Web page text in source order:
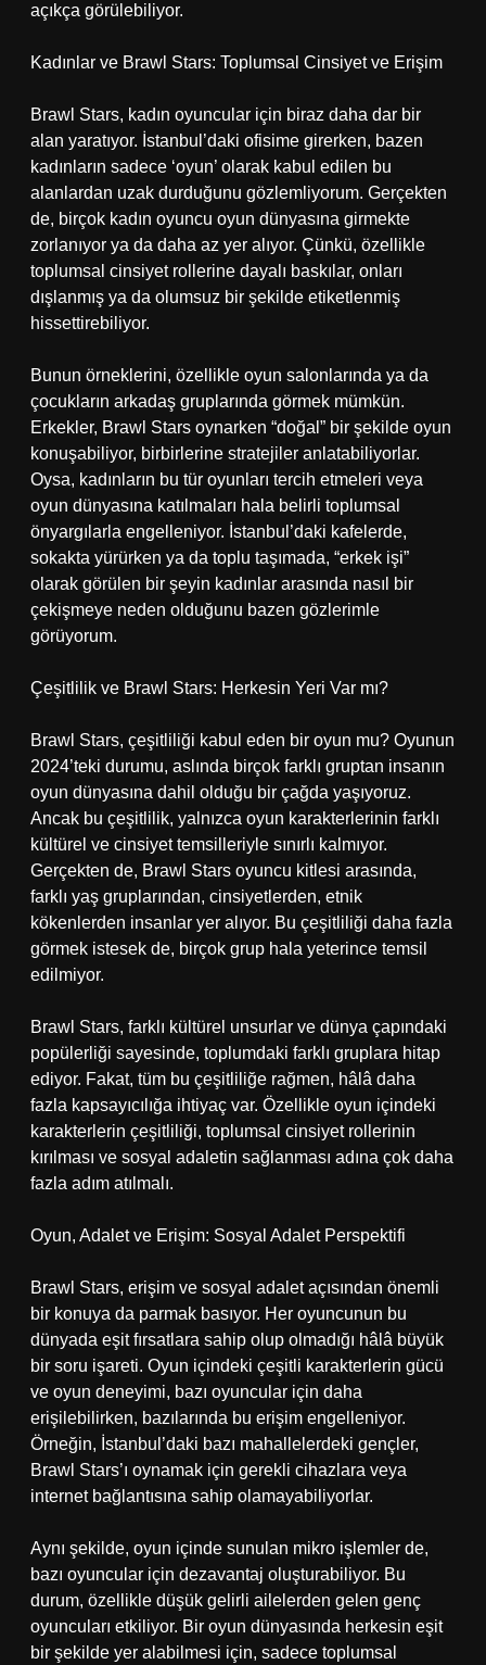
açıkça görülebiliyor.
Kadınlar ve Brawl Stars: Toplumsal Cinsiyet ve Erişim
Brawl Stars, kadın oyuncular için biraz daha dar bir
alan yaratıyor. İstanbul’daki ofisime girerken, bazen
kadınların sadece ‘oyun’ olarak kabul edilen bu
alanlardan uzak durduğunu gözlemliyorum. Gerçekten
de, birçok kadın oyuncu oyun dünyasına girmekte
zorlanıyor ya da daha az yer alıyor. Çünkü, özellikle
toplumsal cinsiyet rollerine dayalı baskılar, onları
dışlanmış ya da olumsuz bir şekilde etiketlenmiş
hissettirebiliyor.
Bunun örneklerini, özellikle oyun salonlarında ya da
çocukların arkadaş gruplarında görmek mümkün.
Erkekler, Brawl Stars oynarken “doğal” bir şekilde oyun
konuşabiliyor, birbirlerine stratejiler anlatabiliyorlar.
Oysa, kadınların bu tür oyunları tercih etmeleri veya
oyun dünyasına katılmaları hala belirli toplumsal
önyargılarla engelleniyor. İstanbul’daki kafelerde,
sokakta yürürken ya da toplu taşımada, “erkek işi”
olarak görülen bir şeyin kadınlar arasında nasıl bir
çekişmeye neden olduğunu bazen gözlerimle
görüyorum.
Çeşitlilik ve Brawl Stars: Herkesin Yeri Var mı?
Brawl Stars, çeşitliliği kabul eden bir oyun mu? Oyunun
2024’teki durumu, aslında birçok farklı gruptan insanın
oyun dünyasına dahil olduğu bir çağda yaşıyoruz.
Ancak bu çeşitlilik, yalnızca oyun karakterlerinin farklı
kültürel ve cinsiyet temsilleriyle sınırlı kalmıyor.
Gerçekten de, Brawl Stars oyuncu kitlesi arasında,
farklı yaş gruplarından, cinsiyetlerden, etnik
kökenlerden insanlar yer alıyor. Bu çeşitliliği daha fazla
görmek istesek de, birçok grup hala yeterince temsil
edilmiyor.
Brawl Stars, farklı kültürel unsurlar ve dünya çapındaki
popülerliği sayesinde, toplumdaki farklı gruplara hitap
ediyor. Fakat, tüm bu çeşitliliğe rağmen, hâlâ daha
fazla kapsayıcılığa ihtiyaç var. Özellikle oyun içindeki
karakterlerin çeşitliliği, toplumsal cinsiyet rollerinin
kırılması ve sosyal adaletin sağlanması adına çok daha
fazla adım atılmalı.
Oyun, Adalet ve Erişim: Sosyal Adalet Perspektifi
Brawl Stars, erişim ve sosyal adalet açısından önemli
bir konuya da parmak basıyor. Her oyuncunun bu
dünyada eşit fırsatlara sahip olup olmadığı hâlâ büyük
bir soru işareti. Oyun içindeki çeşitli karakterlerin gücü
ve oyun deneyimi, bazı oyuncular için daha
erişilebilirken, bazılarında bu erişim engelleniyor.
Örneğin, İstanbul’daki bazı mahallelerdeki gençler,
Brawl Stars’ı oynamak için gerekli cihazlara veya
internet bağlantısına sahip olamayabiliyorlar.
Aynı şekilde, oyun içinde sunulan mikro işlemler de,
bazı oyuncular için dezavantaj oluşturabiliyor. Bu
durum, özellikle düşük gelirli ailelerden gelen genç
oyuncuları etkiliyor. Bir oyun dünyasında herkesin eşit
bir şekilde yer alabilmesi için, sadece toplumsal